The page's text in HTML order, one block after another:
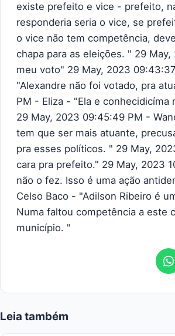
existe prefeito e vice - prefeito,
responderia seria o vice, se
o vice não tem competência,
chapa para as eleições. " 29
meu voto" 29 May, 2023
"Alexandre não foi votado, pra
PM - Eliza - "Ela e conhecidicíma
29 May, 2023 09:45:49 PM -
tem que ser mais atuante,
pra esses políticos. " 29 May,
cara pra prefeito." 29 May, 2023
não o fez. Isso é uma ação
Celso Baco - "Adilson Ribeiro é
Numa faltou competência a este
município. "
Leia também